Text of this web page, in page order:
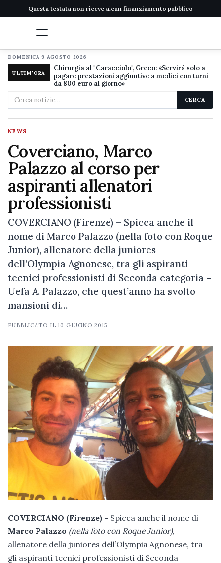
Questa testata non riceve alcun finanziamento pubblico
DOMENICA 9 AGOSTO 2026
ULTIM'ORA
Chirurgia al "Caracciolo", Greco: «Servirà solo a
pagare prestazioni aggiuntive a medici con turni
da 800 euro al giorno»
Cerca
nel
sito
CERCA
NEWS
Coverciano, Marco
Palazzo al corso per
aspiranti allenatori
professionisti
COVERCIANO (Firenze) – Spicca anche il
nome di Marco Palazzo (nella foto con Roque
Junior), allenatore della juniores
dell’Olympia Agnonese, tra gli aspiranti
tecnici professionisti di Seconda categoria –
Uefa A. Palazzo, che quest’anno ha svolto
mansioni di…
PUBBLICATO IL10 GIUGNO 2015
COVERCIANO (Firenze) – Spicca anche il nome di
Marco Palazzo (nella foto con Roque Junior),
allenatore della juniores dell’Olympia Agnonese, tra
gli aspiranti tecnici professionisti di Seconda